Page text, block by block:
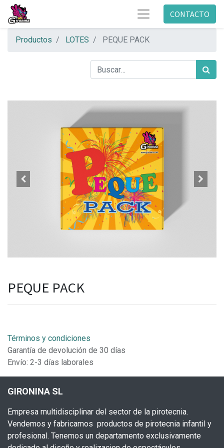
CONTACTO
Productos LOTES PEQUE PACK
PEQUE PACK
Términos y condiciones
Garantía de devolución de 30 días
Envío: 2-3 días laborales
GIRONINA SL
Empresa multidisciplinar del sector de la pirotecnia.
Vendemos y fabricamos productos de pirotecnia infantil y
profesional. Tenemos un departamento exclusivamente